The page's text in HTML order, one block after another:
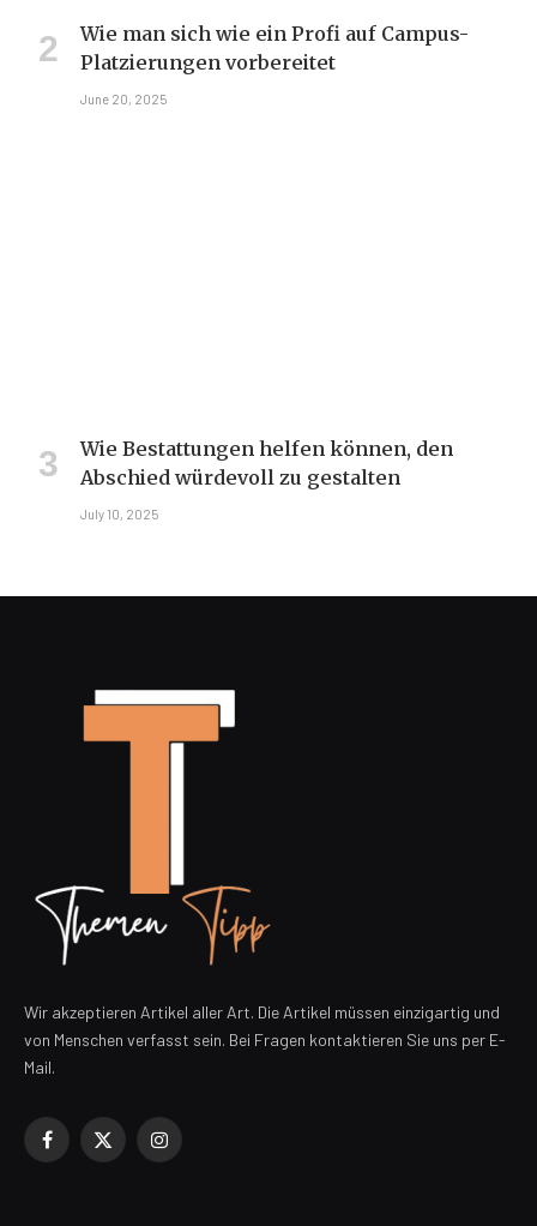
Wie man sich wie ein Profi auf Campus-
Platzierungen vorbereitet
June 20, 2025
Wie Bestattungen helfen können, den
Abschied würdevoll zu gestalten
July 10, 2025
Wir akzeptieren Artikel aller Art. Die Artikel müssen einzigartig und
von Menschen verfasst sein. Bei Fragen kontaktieren Sie uns per E-
Mail.
Facebook
X
Instagram